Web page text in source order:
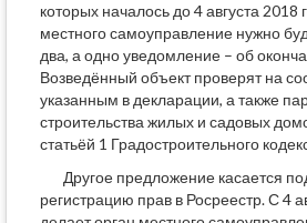
которых началось до 4 августа 2018
местного самоуправление нужно
два, а одно уведомление – об
Возведённый объект проверят на
указанным в декларации, а также
строительства жилых и садовых
статьёй 1 Градостроительного
Другое предложение касается
регистрацию прав в Росреестр. С 4